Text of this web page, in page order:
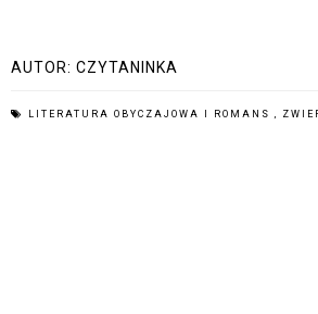
AUTOR: CZYTANINKA
LITERATURA OBYCZAJOWA I ROMANS